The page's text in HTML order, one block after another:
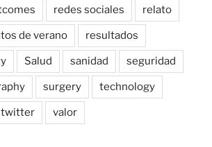
redes sociales relato
de verano resultados
Salud sanidad seguridad
surgery technology
twitter valor